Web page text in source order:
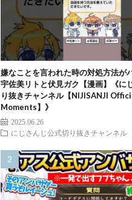
嫌なことを言われた時の対処方法が
宇佐美リトと伏見ガク【漫画】《に
り抜きチャンネル【NIJISANJI
Moments】》
2025.06.26
にじさんじ公式切り抜きチャンネル